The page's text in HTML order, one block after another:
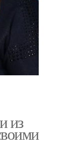
из